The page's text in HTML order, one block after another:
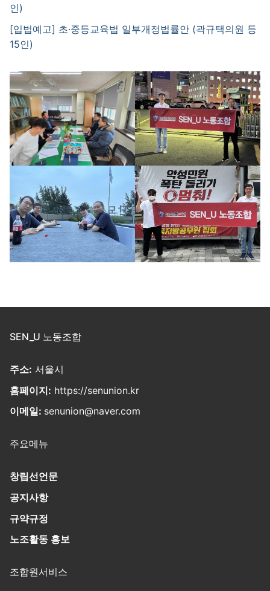
인)
[입법예고] 초·중등교육법 일부개정법률안 (곽규택의원 등
15인)
SEN_U 노동조합
주소: 서울시
홈페이지: https://senunion.kr
이메일: senunion@naver.com
주요메뉴
창립선언문
공지사항
규약규정
노조활동 홍보
조합원서비스